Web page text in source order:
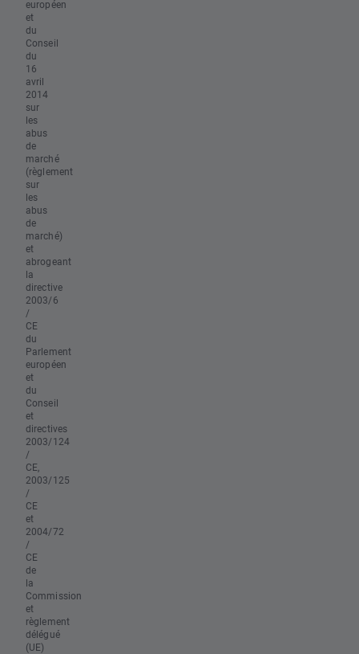
européen
et
du
Conseil
du
16
avril
2014
sur
les
abus
de
marché
(règlement
sur
les
abus
de
marché)
et
abrogeant
la
directive
2003/6
/
CE
du
Parlement
européen
et
du
Conseil
et
directives
2003/124
/
CE,
2003/125
/
CE
et
2004/72
/
CE
de
la
Commission
et
règlement
délégué
(UE)